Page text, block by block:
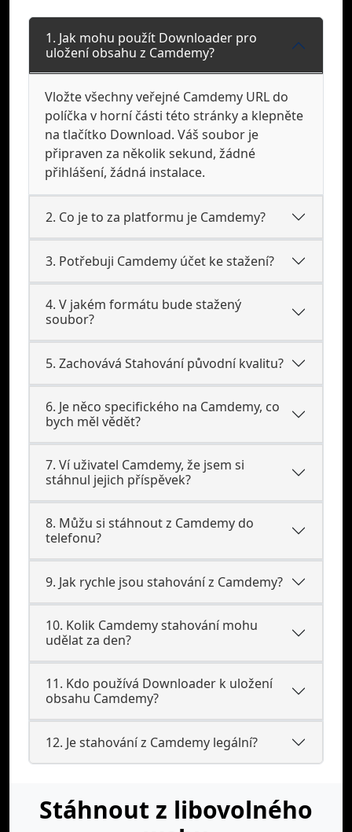
1. Jak mohu použít Downloader pro
uložení obsahu z Camdemy?
Vložte všechny veřejné Camdemy URL do
políčka v horní části této stránky a klepněte
na tlačítko Download. Váš soubor je
připraven za několik sekund, žádné
přihlášení, žádná instalace.
2. Co je to za platformu je Camdemy?
3. Potřebuji Camdemy účet ke stažení?
4. V jakém formátu bude stažený
soubor?
5. Zachovává Stahování původní kvalitu?
6. Je něco specifického na Camdemy, co
bych měl vědět?
7. Ví uživatel Camdemy, že jsem si
stáhnul jejich příspěvek?
8. Můžu si stáhnout z Camdemy do
telefonu?
9. Jak rychle jsou stahování z Camdemy?
10. Kolik Camdemy stahování mohu
udělat za den?
11. Kdo používá Downloader k uložení
obsahu Camdemy?
12. Je stahování z Camdemy legální?
Stáhnout z libovolného